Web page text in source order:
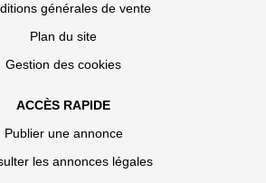
générales de vente
Plan du site
Gestion des cookies
ACCÈS RAPIDE
Publier une annonce
les annonces légales